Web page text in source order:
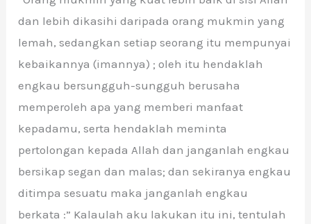
dan lebih dikasihi daripada orang mukmin yang
lemah, sedangkan setiap seorang itu mempunyai
kebaikannya (imannya) ; oleh itu hendaklah
engkau bersungguh-sungguh berusaha
memperoleh apa yang memberi manfaat
kepadamu, serta hendaklah meminta
pertolongan kepada Allah dan janganlah engkau
bersikap segan dan malas; dan sekiranya engkau
ditimpa sesuatu maka janganlah engkau
berkata :” Kalaulah aku lakukan itu ini, tentulah